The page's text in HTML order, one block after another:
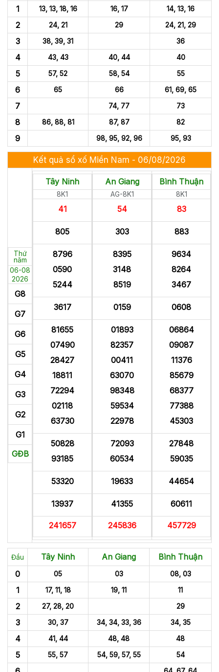
1 13, 13, 18, 16 16, 17 14, 13, 16
2 24, 21 29 24, 21, 29
3 38, 39, 31 36
4 43, 43 40, 44 40
5 57, 52 58, 54 55
6 65 66 61, 69, 65
7 74, 77 73
8 86, 88, 81 87, 87 82
9 98, 95, 92, 96 95, 93
Kết quả sổ xố Miền Nam - 06/08/2026
Thứ
năm
06-08
2026
G8
G7
G6
G5
G4
G3
G2
G1
GĐB
Tây Ninh
8K1
41
805
8796
0590
5244
3617
81655
07490
28427
18811
72294
02118
63730
50828
93185
53320
13937
241657
An Giang
AG-8K1
54
303
8395
3148
8519
0159
01893
82357
00411
63070
98348
59534
22978
72093
60534
19633
41355
245836
Bình Thuận
8K1
83
883
9634
8264
3467
0608
06864
09087
11376
85679
68377
77388
45303
27848
59035
44654
60611
457729
Đầu Tây Ninh An Giang
Bình Thuận
0
05 03 08, 03
1 17, 11, 18 19, 11 11
2 27, 28, 20 29
3 30, 37 34, 34, 33, 36 34, 35
4 41, 44 48, 48 48
5 55, 57 54, 59, 57, 55 54